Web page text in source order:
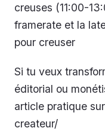
creuses (11:00-
framerate et la
pour creuser
Si tu veux
éditorial ou
article pratique
createur/